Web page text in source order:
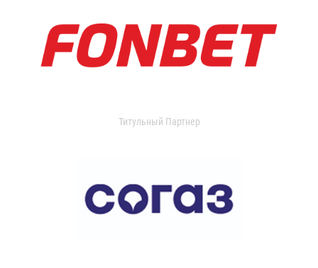
Титульный Партнер